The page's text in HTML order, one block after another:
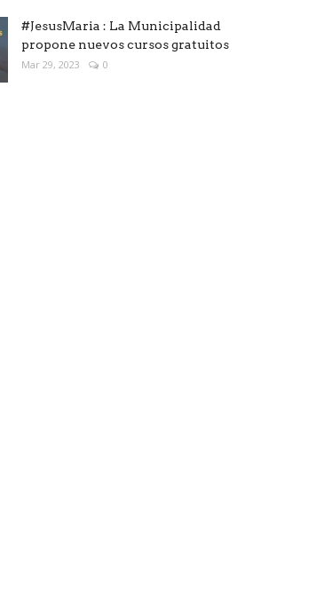
#JesusMaria : La Municipalidad
propone nuevos cursos gratuitos
Mar 29, 2023 0